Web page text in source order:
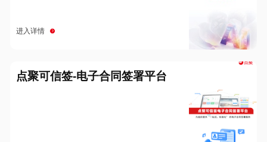
进入详情
点聚可信签-电子合同签署平台